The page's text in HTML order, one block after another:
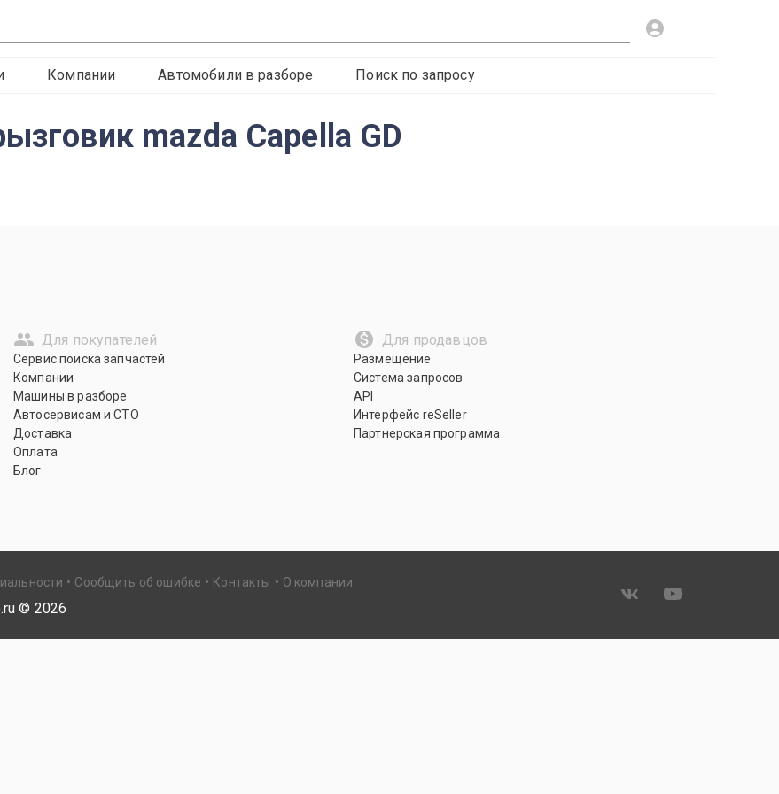
Компании Автомобили в разборе Поиск по запросу
mazda Capella GD
Для покупателей
Сервис поиска запчастей
Компании
Машины в разборе
Автосервисам и СТО
Доставка
Оплата
Блог
Для продавцов
Размещение
Система запросов
API
Интерфейс reSeller
Партнерская программа
Сообщить об ошибке Контакты О компании
© 2026